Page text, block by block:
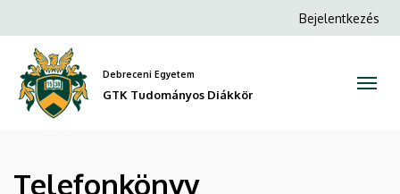
GTK
Tudományos
Diákkör
a
tartalomra
Anonim
Bejelentkezés
Debreceni Egyetem
GTK Tudományos Diákkör
Telefonkönyv